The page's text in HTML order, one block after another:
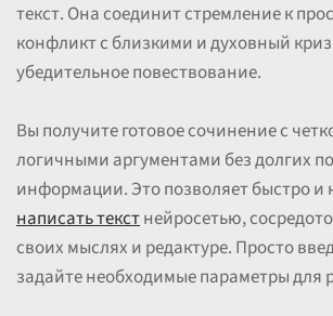
текст. Она соединит стремление к
конфликт с близкими и духовный
убедительное повествование.
Вы получите готовое сочинение с
логичными аргументами без долгих
информации. Это позволяет быстро и
написать текстнейросетью,
своих мыслях и редактуре. Просто
задайте необходимые параметры для